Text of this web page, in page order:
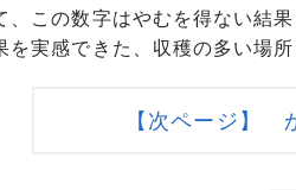
、この数字はやむを得ない結
を実感できた、収穫の多い場所
【次ページ】